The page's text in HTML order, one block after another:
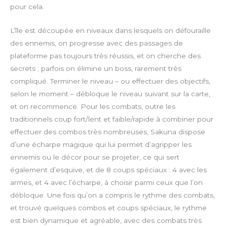
r
e
pour cela.
L’île est découpée en niveaux dans lesquels on défouraille
des ennemis, on progresse avec des passages de
plateforme pas toujours très réussis, et on cherche des
secrets ; parfois on élimine un boss, rarement très
compliqué. Terminer le niveau – ou effectuer des objectifs,
selon le moment – débloque le niveau suivant sur la carte,
et on recommence. Pour les combats, outre les
traditionnels coup fort/lent et faible/rapide à combiner pour
effectuer des combos très nombreuses, Sakuna dispose
d’une écharpe magique qui lui permet d’agripper les
ennemis ou le décor pour se projeter, ce qui sert
également d’esquive, et de 8 coups spéciaux : 4 avec les
armes, et 4 avec l’écharpe, à choisir parmi ceux que l’on
débloque. Une fois qu’on a compris le rythme des combats,
et trouvé quelques combos et coups spéciaux, le rythme
est bien dynamique et agréable, avec des combats très